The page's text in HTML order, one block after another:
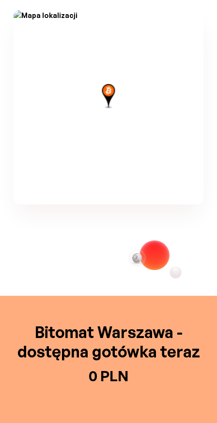
Bitomat Warszawa -
dostępna gotówka teraz
0 PLN